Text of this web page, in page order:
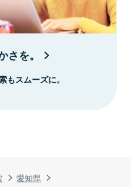
愛知県
を。
もスムーズに。